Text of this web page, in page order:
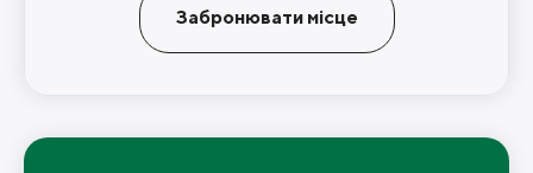
Забронювати місце